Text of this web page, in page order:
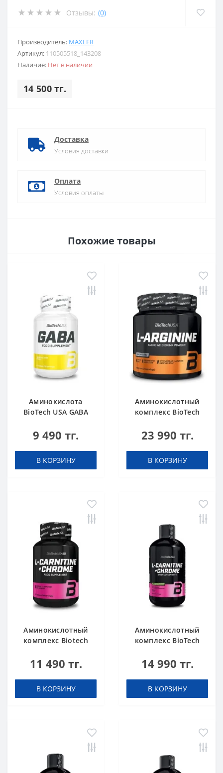
Отзывы: (0)
Производитель: MAXLER
Артикул: 110505518_143208
Наличие: Нет в наличии
14 500 тг.
Доставка
Условия доставки
Оплата
Условия оплаты
Похожие товары
Аминокислота
BioTech USA GABA
капсул
9 490 тг.
В КОРЗИНУ
Аминокислотный
комплекс BioTech
unflavoured 300 g
23 990 тг.
В КОРЗИНУ
Аминокислотный
комплекс Biotech
Chrome 60 таблеток
11 490 тг.
В КОРЗИНУ
Аминокислотный
комплекс BioTech
Chrome concentrate
14 990 тг.
В КОРЗИНУ